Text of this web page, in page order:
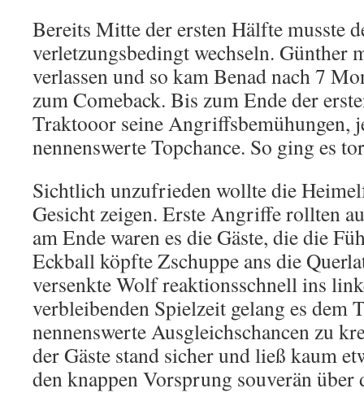
Bereits Mitte der ersten Hälfte musste
verletzungsbedingt wechseln. Günther
verlassen und so kam Benad nach 7
zum Comeback. Bis zum Ende der
Traktooor seine Angriffsbemühungen,
nennenswerte Topchance. So ging es
Sichtlich unzufrieden wollte die
Gesicht zeigen. Erste Angriffe rollten
am Ende waren es die Gäste, die die
Eckball köpfte Zschuppe ans die
versenkte Wolf reaktionsschnell ins
verbleibenden Spielzeit gelang es dem
nennenswerte Ausgleichschancen zu
der Gäste stand sicher und ließ kaum
den knappen Vorsprung souverän über